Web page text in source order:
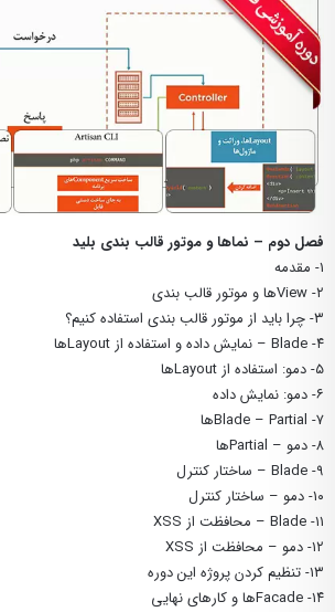
فصل دوم – نماها و موتور قالب بندی بلید
۱- مقدمه
۲- Viewها و موتور قالب بندی
۳- چرا باید از موتور قالب بندی استفاده کنیم؟
۴- Blade – نمایش داده و استفاده از Layoutها
۵- دمو: استفاده از Layoutها
۶- دمو: نمایش داده
۷- Blade – Partialها
۸- دمو – Partialها
۹- Blade – ساختار کنترل
۱۰- دمو – ساختار کنترل
۱۱- Blade – محافظت از XSS
۱۲- دمو – محافظت از XSS
۱۳- تنظیم کردن پروژه این دوره
۱۴- Facadeها و کارهای نهایی